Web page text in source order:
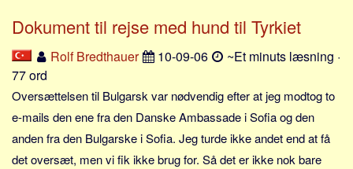
Rusland.dk
JLKM.dk
Lande
Tyrkiet
Frankrig
Dokument til rejse med hund til Tyrkiet
Rolf Bredthauer 10-09-06
~Et minuts læsning ·
77 ord
Oversættelsen til Bulgarsk var nødvendig efter at jeg modtog to
e-mails den ene fra den Danske Ambassade i Sofia og den
anden fra den Bulgarske i Sofia. Jeg turde ikke andet end at få
det oversæt, men vi fik ikke brug for. Så det er ikke nok bare